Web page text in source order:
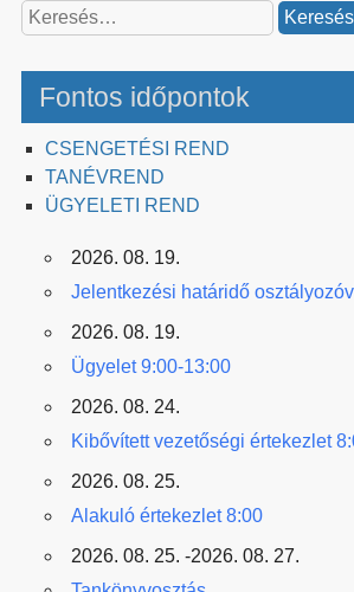
Keresés:
Fontos időpontok
CSENGETÉSI REND
TANÉVREND
ÜGYELETI REND
2026. 08. 19.
Jelentkezési határidő
2026. 08. 19.
Ügyelet 9:00-13:00
2026. 08. 24.
Kibővített vezetőségi értekezlet
2026. 08. 25.
Alakuló értekezlet 8:00
2026. 08. 25. -2026. 08. 27.